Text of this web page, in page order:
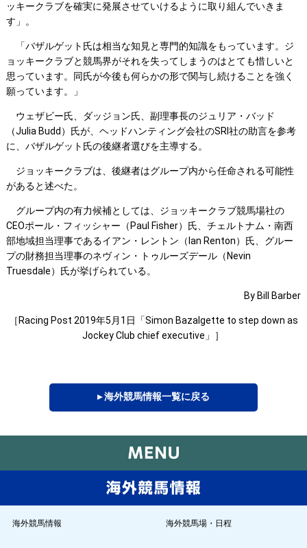
ッキークラブを確実に発展させていけるように取り組んでいきま
す」。
「バザルゲット氏は相当な知見と専門的知識をもっています。ジ
ョッキークラブと競馬界がそれを失ってしまうのはとても惜しいと
思っています。同氏が今後も何らかの形で関与し続けることを強く
願っています。」
ウェザビー氏、ダッジョン氏、副理事長のジュリア・バッド
（Julia Budd）氏が、ヘッドハンティング会社のSRI社の助言を参考
に、バザルゲット氏の後継者選びを主導する。
ジョッキークラブは、後継者はグループ内から任命される可能性
があると述べた。
グループ内の有力候補としては、ジョッキークラブ競馬場社の
CEOポール・フィッシャー（Paul Fisher）氏、チェルトナム・南西
部地域担当理事であるイアン・レントン（Ian Renton）氏、グルー
プの財務担当理事のネヴィン・トゥルーズデール（Nevin
Truesdale）氏が挙げられている。
By Bill Barber
［Racing Post 2019年5月1日「Simon Bazalgette to step down as
Jockey Club chief executive」］
▸ 海外競馬情報一覧に戻る
海外競馬情報 海外競馬場・日程